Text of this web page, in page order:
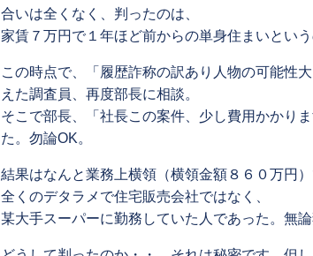
合いは全くなく、判ったのは、
家賃７万円で１年ほど前からの単身住まいという
この時点で、「履歴詐称の訳あり人物の可能性
えた調査員、再度部長に相談。
そこで部長、「社長この案件、少し費用かかり
た。勿論OK。
結果はなんと業務上横領（横領金額８６０万円
全くのデタラメで住宅販売会社ではなく、
某大手スーパーに勤務していた人であった。無